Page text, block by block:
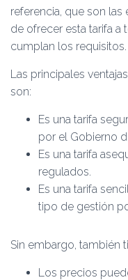
referencia, que son
de ofrecer esta tarifa
cumplan los requisitos.
Las principales
son:
Es una tarifa
por el Gobierno
Es una tarifa
regulados.
Es una tarifa
tipo de gestión
Sin embargo, también
Los precios